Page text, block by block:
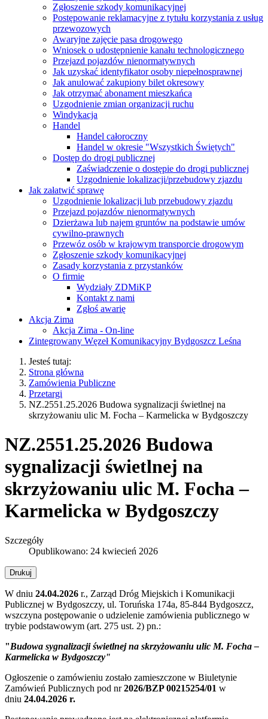
Zgłoszenie szkody komunikacyjnej
Postępowanie reklamacyjne z tytułu korzystania z usług
przewozowych
Awaryjne zajęcie pasa drogowego
Wniosek o udostępnienie kanału technologicznego
Przejazd pojazdów nienormatywnych
Jak uzyskać identyfikator osoby niepełnosprawnej
Jak anulować zakupiony bilet okresowy
Jak otrzymać abonament mieszkańca
Uzgodnienie zmian organizacji ruchu
Windykacja
Handel
Handel całoroczny
Handel w okresie "Wszystkich Świętych"
Dostęp do drogi publicznej
Zaświadczenie o dostępie do drogi publicznej
Uzgodnienie lokalizacji/przebudowy zjazdu
Jak załatwić sprawę
Uzgodnienie lokalizacji lub przebudowy zjazdu
Przejazd pojazdów nienormatywnych
Dzierżawa lub najem gruntów na podstawie umów
cywilno-prawnych
Przewóz osób w krajowym transporcie drogowym
Zgłoszenie szkody komunikacyjnej
Zasady korzystania z przystanków
O firmie
Wydziały ZDMiKP
Kontakt z nami
Zgłoś awarię
Akcja Zima
Akcja Zima - On-line
Zintegrowany Węzeł Komunikacyjny Bydgoszcz Leśna
Jesteś tutaj:
Strona główna
Zamówienia Publiczne
Przetargi
NZ.2551.25.2026 Budowa sygnalizacji świetlnej na
skrzyżowaniu ulic M. Focha – Karmelicka w Bydgoszczy
NZ.2551.25.2026 Budowa
sygnalizacji świetlnej na
skrzyżowaniu ulic M. Focha –
Karmelicka w Bydgoszczy
Szczegóły
Opublikowano: 24 kwiecień 2026
Drukuj
W dniu 24.04.2026 r., Zarząd Dróg Miejskich i Komunikacji
Publicznej w Bydgoszczy, ul. Toruńska 174a, 85-844 Bydgoszcz,
wszczyna postępowanie o udzielenie zamówienia publicznego w
trybie podstawowym (art. 275 ust. 2) pn.:
"Budowa sygnalizacji świetlnej na skrzyżowaniu ulic M. Focha –
Karmelicka w Bydgoszczy"
Ogłoszenie o zamówieniu zostało zamieszczone w Biuletynie
Zamówień Publicznych pod nr2026/BZP 00215254/01 w
dniu 24.04.2026 r.